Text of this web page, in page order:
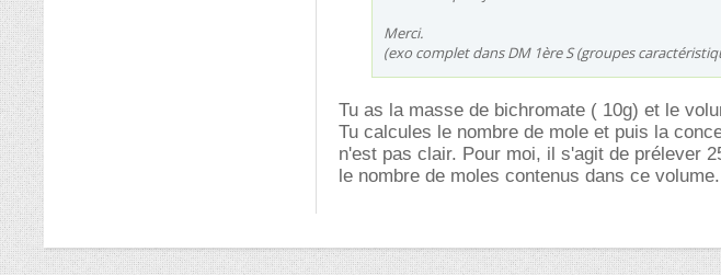
Merci.
(exo complet dans DM 1ère S (groupes
Tu as la masse de bichromate ( 10g) et le
Tu calcules le nombre de mole et puis la
n'est pas clair. Pour moi, il s'agit de prélever
le nombre de moles contenus dans ce volume.